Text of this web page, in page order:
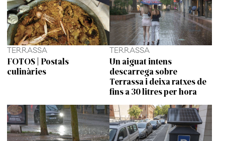
TERRASSA
FOTOS | Postals
culinàries
TERRASSA
Un aiguat intens
descarrega sobre
Terrassa i deixa ratxes de
fins a 30 litres per hora